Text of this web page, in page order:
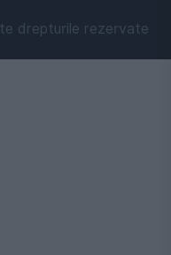
drepturile rezervate